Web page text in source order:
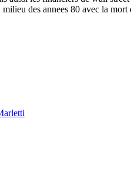
des annees 80 avec la